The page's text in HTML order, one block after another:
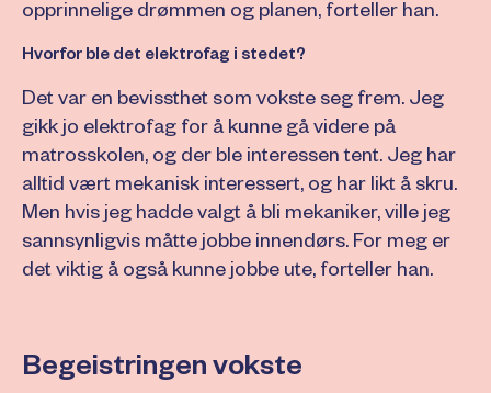
opprinnelige drømmen og planen, forteller han.
Hvorfor ble det elektrofag i stedet?
Det var en bevissthet som vokste seg frem. Jeg
gikk jo elektrofag for å kunne gå videre på
matrosskolen, og der ble interessen tent. Jeg har
alltid vært mekanisk interessert, og har likt å skru.
Men hvis jeg hadde valgt å bli mekaniker, ville jeg
sannsynligvis måtte jobbe innendørs. For meg er
det viktig å også kunne jobbe ute, forteller han.
Begeistringen vokste